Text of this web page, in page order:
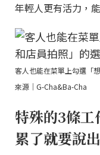
年輕人更有活力，
客人也能在菜單上勾選「
來源｜G-Cha&Ba-Cha
特殊的3條工
累了就要說